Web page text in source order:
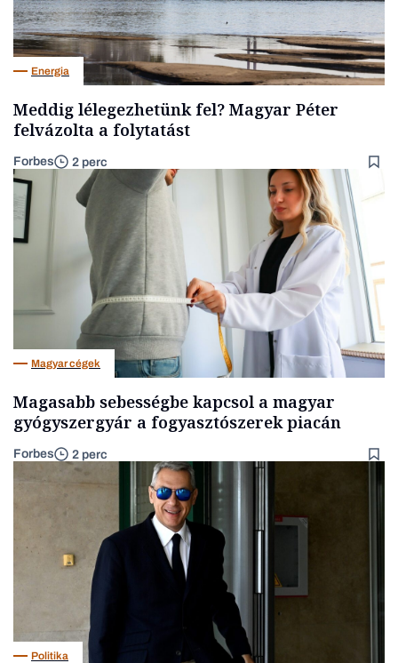
Energia
Meddig lélegezhetünk fel? Magyar Péter
felvázolta a folytatást
Forbes 2 perc
Magyar cégek
Magasabb sebességbe kapcsol a magyar
gyógyszergyár a fogyasztószerek piacán
Forbes 2 perc
Politika